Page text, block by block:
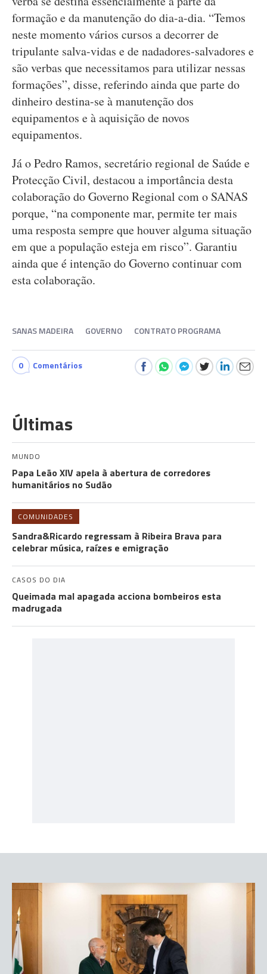
formação e da manutenção do dia-a-dia. “Temos
neste momento vários cursos a decorrer de
tripulante salva-vidas e de nadadores-salvadores e
são verbas que necessitamos para utilizar nessas
formações”, disse, referindo ainda que parte do
dinheiro destina-se à manutenção dos
equipamentos e à aquisição de novos
equipamentos.
Já o Pedro Ramos, secretário regional de Saúde e
Protecção Civil, destacou a importância desta
colaboração do Governo Regional com o SANAS
porque, “na componente mar, permite ter mais
uma resposta sempre que houver alguma situação
em que a população esteja em risco”. Garantiu
ainda que é intenção do Governo continuar com
esta colaboração.
SANAS MADEIRA GOVERNO CONTRATO PROGRAMA
0 Comentários
Últimas
MUNDO
Papa Leão XIV apela à abertura de corredores
humanitários no Sudão
COMUNIDADES
Sandra&Ricardo regressam à Ribeira Brava para
celebrar música, raízes e emigração
CASOS DO DIA
Queimada mal apagada acciona bombeiros esta
madrugada